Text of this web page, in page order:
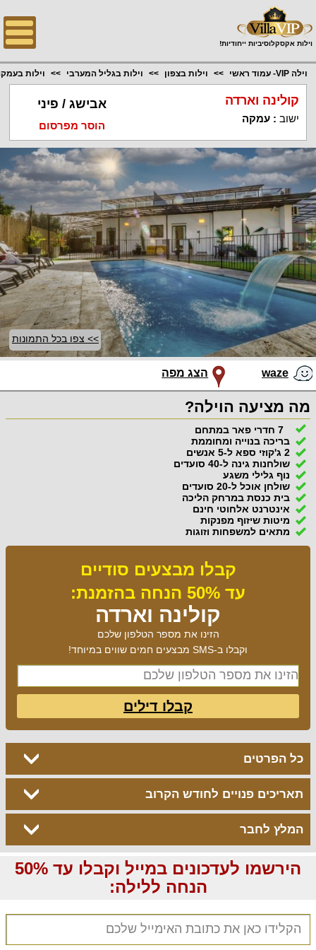
וילות אקסקלוסיביות ייחודיות!
וילה VIP- עמוד ראשי וילות בצפון וילות בגליל המערבי וילות
קולינה וארדה
ישוב :עמקה
אבישג / פיני
הוסר מפרסום
>> צפו בכל התמונות
waze הצג מפה
מה מציעה הוילה?
7 חדרי פאר במתחם
בריכה בנוייה ומחוממת
2 ג'קוזי ספא ל-5 אנשים
שולחנות גינה ל-40 סועדים
נוף גלילי משגע
שולחן אוכל ל-20 סועדים
בית כנסת במרחק הליכה
אינטרנט אלחוטי חינם
מיטות שיזוף מפנקות
מתאים למשפחות וזוגות
קבלו מבצעים סודיים
עד 50% הנחה בהזמנת:
קולינה וארדה
הזינו את מספר הטלפון שלכם
וקבלו ב-SMS מבצעים חמים שווים במיוחד!
קבלו דילים
כל הפרטים
תאריכים פנויים לחודש הקרוב
המלץ לחבר
הירשמו לעדכונים במייל וקבלו עד 50%
הנחה ללילה: